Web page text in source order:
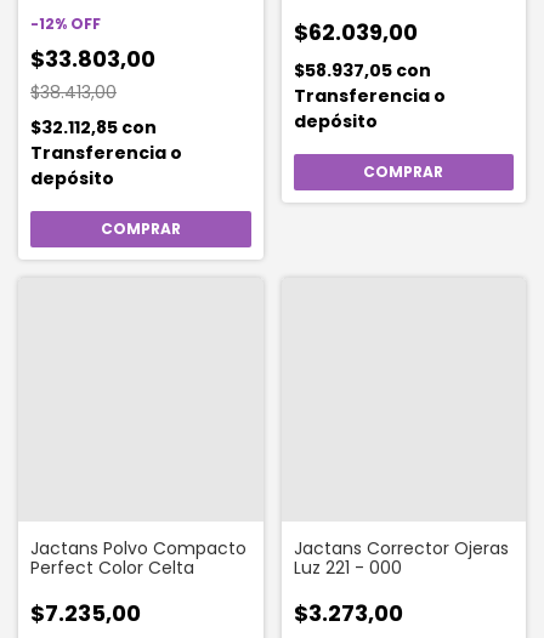
-12% OFF
$33.803,00
$38.413,00
$32.112,85 con
Transferencia o
depósito
$62.039,00
$58.937,05 con
Transferencia o
depósito
Jactans Polvo Compacto
Perfect Color Celta
$7.235,00
Jactans Corrector Ojeras
Luz 221 - 000
$3.273,00